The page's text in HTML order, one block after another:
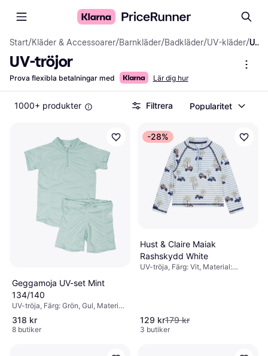
Start/Kläder & Accessoarer/Barnkläder/Badkläder/UV-kläder/ UV-tröjor
UV-tröjor
Prova flexibla betalningar med Lär dig hur
1000+ produkter Filtrera Popularitet
Geggamoja UV-set Mint
134/140
UV-tröja, Färg: Grön, Gul, Material:
Elastan/Lycra/Spandex, Polyester,
Mönster: Enfärgad
318 kr
8 butiker
-28%
Hust & Claire Maiak
Rashskydd White
UV-tröja, Färg: Vit, Material:
129 kr179 kr
3 butiker